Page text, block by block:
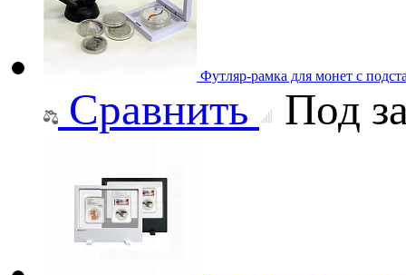
Футляр-рамка для монет с
Сравнить Под